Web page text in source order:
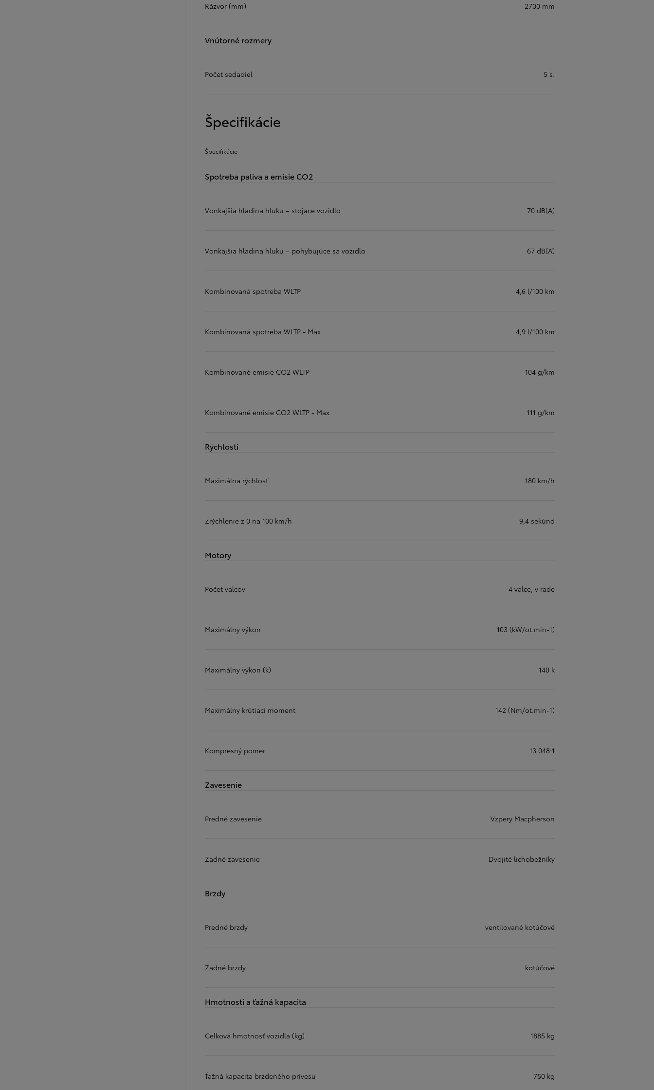
Rázvor (mm) 2700 mm
Vnútorné rozmery
Počet sedadiel 5 s.
Špecifikácie
Špecifikácie
Spotreba paliva a emisie CO2
Vonkajšia hladina hluku – stojace vozidlo 70 dB(A)
Vonkajšia hladina hluku – pohybujúce sa vozidlo 67 dB(A)
Kombinovaná spotreba WLTP 4,6 l/100 km
Kombinovaná spotreba WLTP - Max 4,9 l/100 km
Kombinované emisie CO2 WLTP 104 g/km
Kombinované emisie CO2 WLTP - Max 111 g/km
Rýchlosti
Maximálna rýchlosť 180 km/h
Zrýchlenie z 0 na 100 km/h 9,4 sekúnd
Motory
Počet valcov 4 valce, v rade
Maximálny výkon 103 (kW/ot.min-1)
Maximálny výkon (k) 140 k
Maximálny krútiaci moment 142 (Nm/ot.min-1)
Kompresný pomer 13.048:1
Zavesenie
Predné zavesenie Vzpery Macpherson
Zadné zavesenie Dvojité lichobežníky
Brzdy
Predné brzdy ventilované kotúčové
Zadné brzdy kotúčové
Hmotnosti a ťažná kapacita
Celková hmotnosť vozidla (kg) 1885 kg
Ťažná kapacita brzdeného prívesu 750 kg